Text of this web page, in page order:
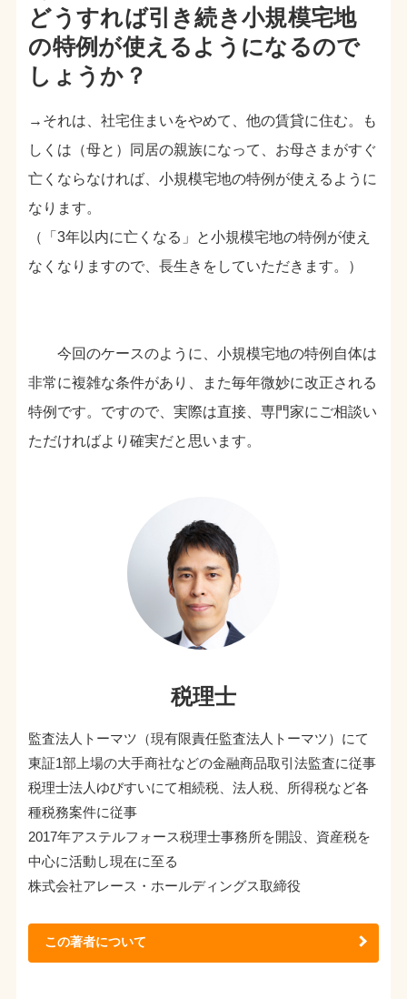
どうすれば引き続き小規模宅地
の特例が使えるようになるので
しょうか？
→それは、社宅住まいをやめて、他の賃貸に住む。も
しくは（母と）同居の親族になって、お母さまがすぐ
亡くならなければ、小規模宅地の特例が使えるように
なります。
（「3年以内に亡くなる」と小規模宅地の特例が使え
なくなりますので、長生きをしていただきます。）
今回のケースのように、小規模宅地の特例自体は
非常に複雑な条件があり、また毎年微妙に改正される
特例です。ですので、実際は直接、専門家にご相談い
ただければより確実だと思います。
税理士
監査法人トーマツ（現有限責任監査法人トーマツ）にて
東証1部上場の大手商社などの金融商品取引法監査に従事
税理士法人ゆびすいにて相続税、法人税、所得税など各
種税務案件に従事
2017年アステルフォース税理士事務所を開設、資産税を
中心に活動し現在に至る
株式会社アレース・ホールディングス取締役
この著者について